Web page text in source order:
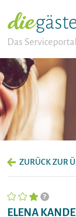
Das
ZURÜCK ZUR
ELENA